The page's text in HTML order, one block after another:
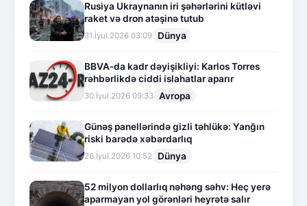
Rusiya Ukraynanın iri şəhərlərini kütləvi
raket və dron atəşinə tutub
31.İyul.2026 03:09 Dünya
BBVA-da kadr dəyişikliyi: Karlos Torres
rəhbərlikdə ciddi islahatlar aparır
30.İyul.2026 09:33 Avropa
Günəş panellərində gizli təhlükə: Yanğın
riski barədə xəbərdarlıq
26.İyul.2026 10:52 Dünya
52 milyon dollarlıq nəhəng səhv: Heç yerə
aparmayan yol görənləri heyrətə salır